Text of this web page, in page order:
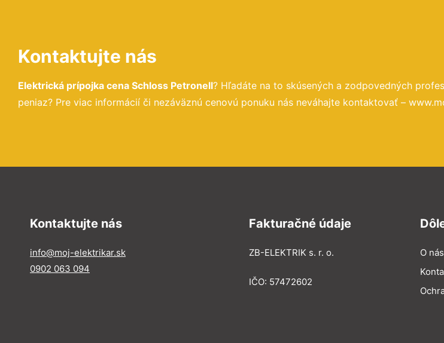
Kontaktujte nás
Elektrická prípojka cena Schloss Petronell? Hľadáte na to skúsených a zodpovedných
peniaz? Pre viac informácií či nezáväznú cenovú ponuku nás neváhajte kontaktovať –
Kontaktujte nás
info@moj-elektrikar.sk
0902 063 094
Fakturačné údaje
ZB-ELEKTRIK s. r. o.
IČO: 57472602
O nás